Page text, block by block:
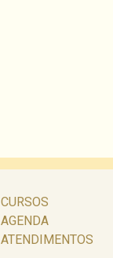
CURSOS
AGENDA
ATENDIMENTOS